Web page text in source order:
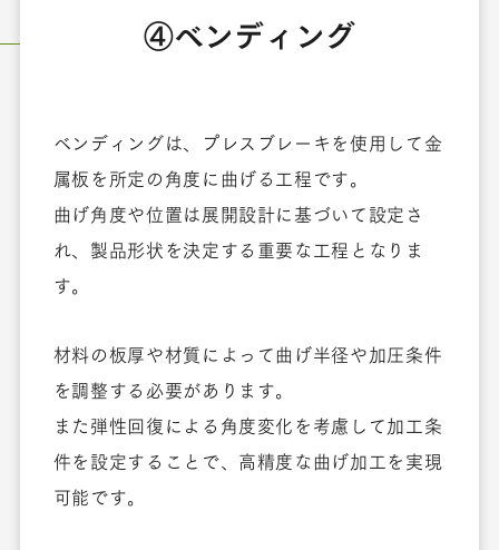
④ベンディング
ベンディングは、プレスブレーキを使用して金
属板を所定の角度に曲げる工程です。
曲げ角度や位置は展開設計に基づいて設定さ
れ、製品形状を決定する重要な工程となりま
す。
材料の板厚や材質によって曲げ半径や加圧条件
を調整する必要があります。
また弾性回復による角度変化を考慮して加工条
件を設定することで、高精度な曲げ加工を実現
可能です。